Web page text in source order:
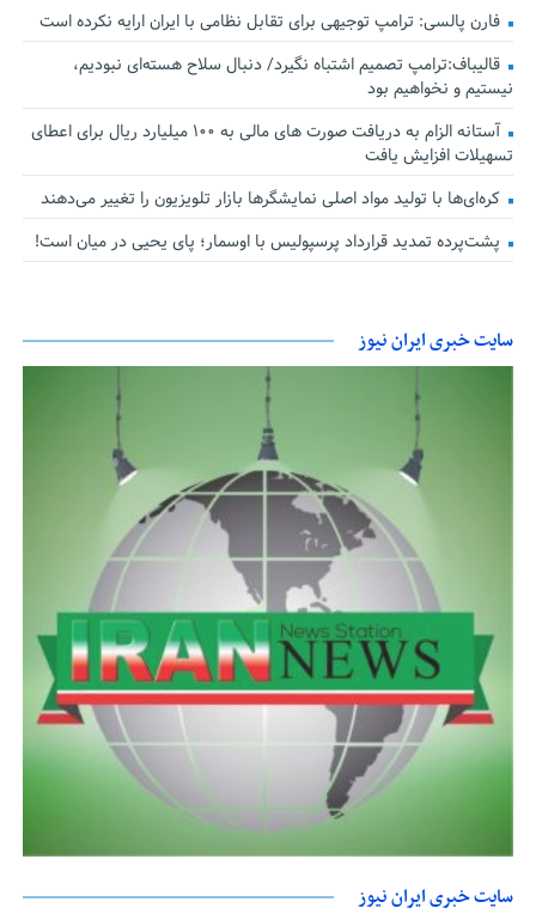
فارن پالسی: ترامپ توجیهی برای تقابل نظامی با ایران ارایه نکرده است
قالیباف:ترامپ تصمیم اشتباه نگیرد/ دنبال سلاح هسته‌ای نبودیم،
نیستیم و نخواهیم بود
آستانه الزام به دریافت صورت های مالی به ۱۰۰ میلیارد ریال برای اعطای
تسهیلات افزایش یافت
کره‌ای‌ها با تولید مواد اصلی نمایشگرها بازار تلویزیون را تغییر می‌دهند
پشت‌پرده تمدید قرارداد پرسپولیس با اوسمار؛ پای یحیی در میان است!
سایت خبری ایران نیوز
سایت خبری ایران نیوز